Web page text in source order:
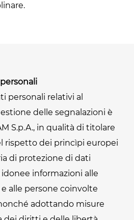
personali relativi al
delle segnalazioni è
S.p.A., in qualità di titolare
rispetto dei princìpi europei
di protezione di dati
informazioni alle
alle persone coinvolte
adottando misure